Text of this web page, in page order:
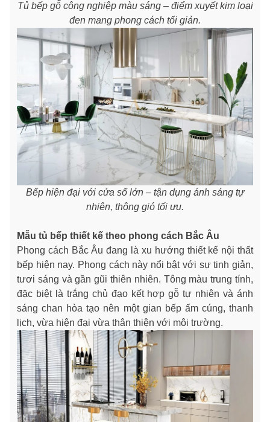
Tủ bếp gỗ công nghiệp màu sáng – điểm xuyết kim loại
đen mang phong cách tối giản.
Bếp hiện đại với cửa sổ lớn – tận dụng ánh sáng tự
nhiên, thông gió tối ưu.
Mẫu tủ bếp thiết kế theo phong cách Bắc Âu
Phong cách Bắc Âu đang là xu hướng thiết kế nội thất
bếp hiện nay. Phong cách này nổi bật với sự tinh giản,
tươi sáng và gần gũi thiên nhiên. Tông màu trung tính,
đặc biệt là trắng chủ đạo kết hợp gỗ tự nhiên và ánh
sáng chan hòa tạo nên một gian bếp ấm cúng, thanh
lịch, vừa hiện đại vừa thân thiện với môi trường.